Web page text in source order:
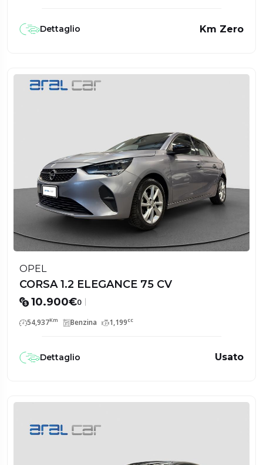
Dettaglio Km Zero
OPEL
CORSA 1.2 ELEGANCE 75 CV
10.900€0
54,937Km Benzina 1,199cc
Dettaglio Usato